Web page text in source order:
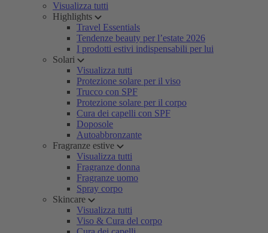
Visualizza tutti
Highlights
Travel Essentials
Tendenze beauty per l’estate 2026
I prodotti estivi indispensabili per lui
Solari
Visualizza tutti
Protezione solare per il viso
Trucco con SPF
Protezione solare per il corpo
Cura dei capelli con SPF
Doposole
Autoabbronzante
Fragranze estive
Visualizza tutti
Fragranze donna
Fragranze uomo
Spray corpo
Skincare
Visualizza tutti
Viso & Cura del corpo